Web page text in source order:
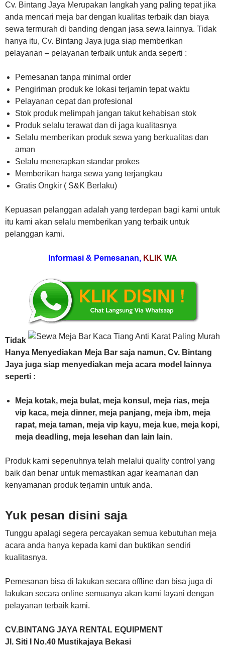
Cv. Bintang Jaya Merupakan langkah yang paling tepat jika
anda mencari meja bar dengan kualitas terbaik dan biaya
sewa termurah di banding dengan jasa sewa lainnya. Tidak
hanya itu, Cv. Bintang Jaya juga siap memberikan
pelayanan – pelayanan terbaik untuk anda seperti :
Pemesanan tanpa minimal order
Pengiriman produk ke lokasi terjamin tepat waktu
Pelayanan cepat dan profesional
Stok produk melimpah jangan takut kehabisan stok
Produk selalu terawat dan di jaga kualitasnya
Selalu memberikan produk sewa yang berkualitas dan
aman
Selalu menerapkan standar prokes
Memberikan harga sewa yang terjangkau
Gratis Ongkir ( S&K Berlaku)
Kepuasan pelanggan adalah yang terdepan bagi kami untuk
itu kami akan selalu memberikan yang terbaik untuk
pelanggan kami.
Informasi & Pemesanan, KLIK WA
Tidak
Hanya Menyediakan Meja Bar saja namun, Cv. Bintang
Jaya juga siap menyediakan meja acara model lainnya
seperti :
Meja kotak, meja bulat, meja konsul, meja rias, meja
vip kaca, meja dinner, meja panjang, meja ibm, meja
rapat, meja taman, meja vip kayu, meja kue, meja kopi,
meja deadling, meja lesehan dan lain lain.
Produk kami sepenuhnya telah melalui quality control yang
baik dan benar untuk memastikan agar keamanan dan
kenyamanan produk terjamin untuk anda.
Yuk pesan disini saja
Tunggu apalagi segera percayakan semua kebutuhan meja
acara anda hanya kepada kami dan buktikan sendiri
kualitasnya.
Pemesanan bisa di lakukan secara offline dan bisa juga di
lakukan secara online semuanya akan kami layani dengan
pelayanan terbaik kami.
CV.BINTANG JAYA RENTAL EQUIPMENT
Jl. Siti I No.40 Mustikajaya Bekasi